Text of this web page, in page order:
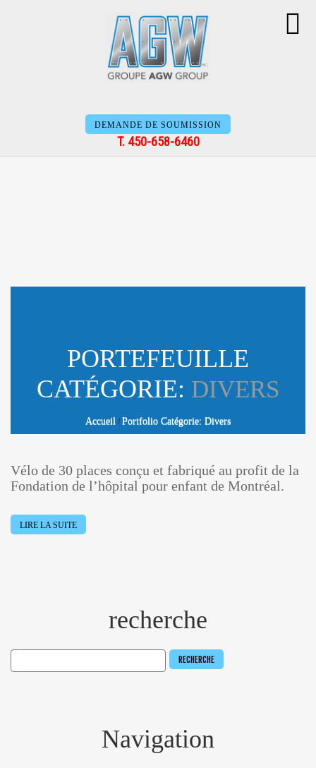
DEMANDE DE SOUMISSION
T. 450-658-6460
PORTEFEUILLE
CATÉGORIE: DIVERS
Accueil Portfolio Catégorie: Divers
Vélo 30 places
Vélo de 30 places conçu et fabriqué au profit de la
Fondation de l’hôpital pour enfant de Montréal.
LIRE LA SUITE
recherche
Navigation